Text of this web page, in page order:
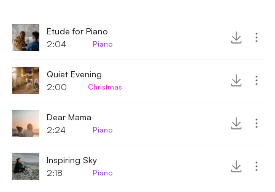
Etude for Piano
2:04
Piano
Quiet Evening
2:00
Christmas
Dear Mama
2:24
Piano
Inspiring Sky
2:18
Piano